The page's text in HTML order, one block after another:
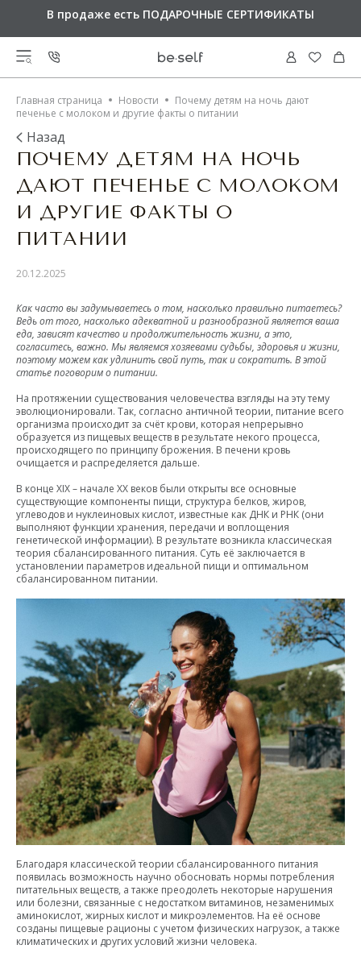
Доставка от 6 000 рубБЕСПЛАТНАЯ
В продаже есть ПОДАРОЧНЫЕ СЕРТИФИКАТЫ
Оплачивайте покупкиСПЛИТОМ по 25%каждые 2
РАСПРОДАЖА
Программа лояльности
О нас
Оплата
Возврат и обмен
Доставка
Ткани BeSelf
Партнёры
Контакты
Оптовым клиентам
ВСЕ ТОВАРЫ
ВЕРХ
Майки
Футболки
Кофты на молнии
Кроп-топы
Платья
Лосины
Лосины Push-Up
Шорты
Платья
СПОРТИВНЫЙ СТИЛЬ
Свитшоты
Худи на молнии
Коллекции
Одежда для фитнеса
Одежда для йоги
Одежда для пилатеса
Одежда для бега
Одежда для тенниса
Одежда для бокса
КОЛЛЕКЦИИ
Running Muse
Modal collection
Motion collection
Pulsoma collection
Soft Liberty collection
Colores collection
Satin Base collection
Viscose collection
Active collection
Aquarelle collection
Lotus collection
Accent collection
Power collection
Soft Cover collection
Black edition
8 800 201-14-63
КОРЗИНА
Итого: 0 ₽
ПЕРЕЙТИ К ОФОРМЛЕНИЮ
Главная страница Новости
Почему детям на ночь дают
печенье с молоком и другие факты о питании
Назад
ПОЧЕМУ ДЕТЯМ НА НОЧЬ
ДАЮТ ПЕЧЕНЬЕ С МОЛОКОМ
И ДРУГИЕ ФАКТЫ О
ПИТАНИИ
20.12.2025
Как часто вы задумываетесь о том, насколько правильно питаетесь?
Ведь от того, насколько адекватной и разнообразной является ваша
еда, зависят качество и продолжительность жизни, а это,
согласитесь, важно. Мы являемся хозяевами судьбы, здоровья и жизни,
поэтому можем как удлинить свой путь, так и сократить. В этой
статье поговорим о питании.
На протяжении существования человечества взгляды на эту тему
эволюционировали. Так, согласно античной теории, питание всего
организма происходит за счёт крови, которая непрерывно
образуется из пищевых веществ в результате некого процесса,
происходящего по принципу брожения. В печени кровь
очищается и распределяется дальше.
В конце ХIX – начале XX веков были открыты все основные
существующие компоненты пищи, структура белков, жиров,
углеводов и нуклеиновых кислот, известные как ДНК и РНК (они
выполняют функции хранения, передачи и воплощения
генетической информации). В результате возникла классическая
теория сбалансированного питания. Суть её заключается в
установлении параметров идеальной пищи и оптимальном
сбалансированном питании.
Благодаря классической теории сбалансированного питания
появилась возможность научно обосновать нормы потребления
питательных веществ, а также преодолеть некоторые нарушения
или болезни, связанные с недостатком витаминов, незаменимых
аминокислот, жирных кислот и микроэлементов. На её основе
созданы пищевые рационы с учетом физических нагрузок, а также
климатических и других условий жизни человека.